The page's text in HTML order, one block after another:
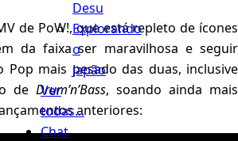
Desu
Explorando
o
Japão
Ver
todas...
Chat
de PoW!, que está repleto de ícones
da faixa ser maravilhosa e seguir
Pop mais pesado das duas, inclusive
de Drum’n’Bass, soando ainda mais
anteriores: